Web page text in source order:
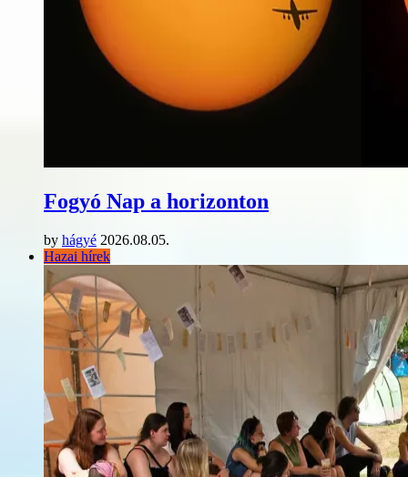
Fogyó Nap a horizonton
by hágyé 2026.08.05.
Hazai hírek